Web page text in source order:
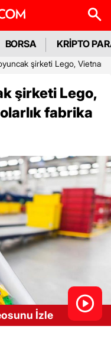
BORSA KRİPTO
şirketi Lego,
şirketi Lego,
fabrika
İzle